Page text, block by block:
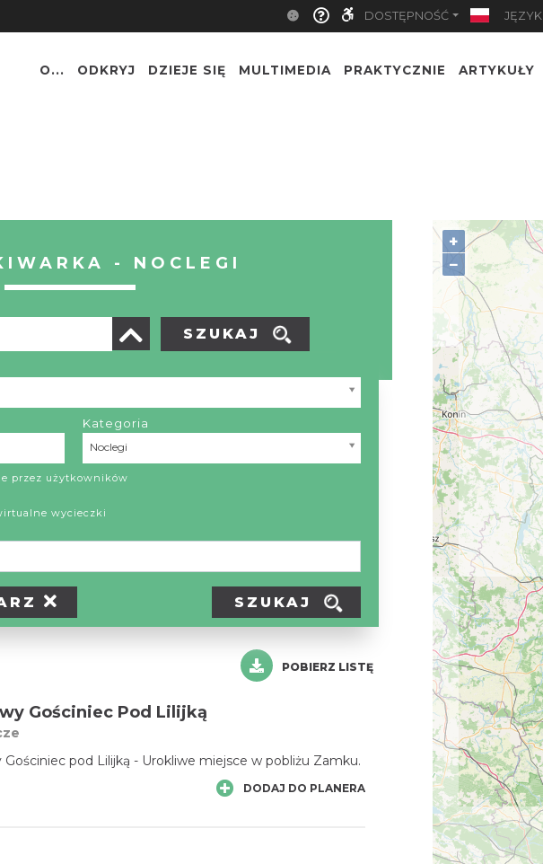
DOSTĘPNOŚĆ JĘZYK
O... ODKRYJ DZIEJE SIĘ MULTIMEDIA PRAKTYCZNIE ARTYKUŁY
- NOCLEGI
Kategoria
Noclegi
Kategoria
przez użytkowników
wycieczki
SZUKAJ
SZUKAJ
POBIERZ LISTĘ
Gościniec Pod Lilijką
pod Lilijką - Urokliwe miejsce w pobliżu Zamku.
DODAJ DO PLANERA
+
−